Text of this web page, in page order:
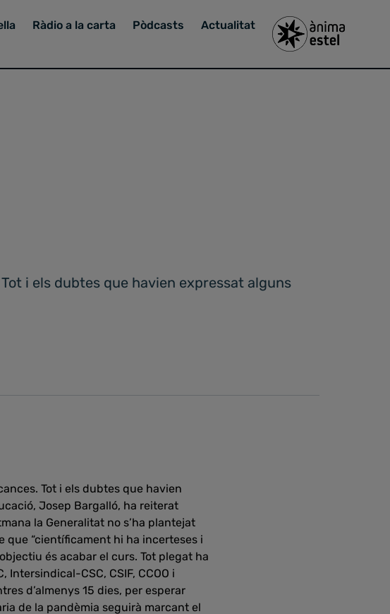
Ràdio a la carta Pòdcasts Actualitat
i els dubtes que havien expressat alguns
Tot i els dubtes que havien
Josep Bargalló, ha reiterat
la Generalitat no s’ha plantejat
que “científicament hi ha incerteses i
és acabar el curs. Tot plegat ha
CSC, CSIF, CCOO i
d’almenys 15 dies, per esperar
de la pandèmia seguirà marcant el